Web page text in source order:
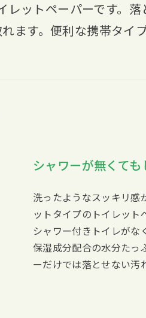
レットペーパーです。
ます。便利な携帯タイプ
シャワーが無くて
洗ったようなスッキリ感
ットタイプのトイレット
シャワー付きトイレがな
保湿成分配合の水分たっ
ーだけでは落とせない汚